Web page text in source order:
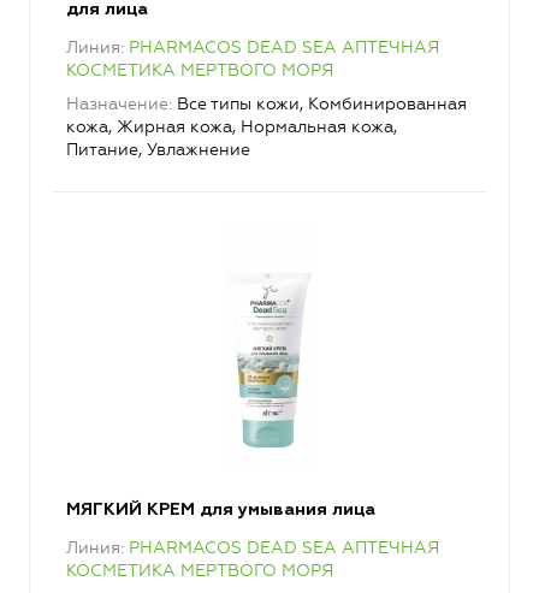
для лица
Линия PHARMACOS DEAD SEA АПТЕЧНАЯ
КОСМЕТИКА МЕРТВОГО МОРЯ
Назначение Все типы кожи, Комбинированная
кожа, Жирная кожа, Нормальная кожа,
Питание, Увлажнение
МЯГКИЙ КРЕМ для умывания лица
Линия PHARMACOS DEAD SEA АПТЕЧНАЯ
КОСМЕТИКА МЕРТВОГО МОРЯ